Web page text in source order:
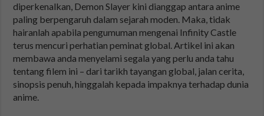
diperkenalkan, Demon Slayer kini dianggap antara anime
paling berpengaruh dalam sejarah moden. Maka, tidak
hairanlah apabila pengumuman mengenai Infinity Castle
terus mencuri perhatian peminat global. Artikel ini akan
membawa anda menyelami segala yang perlu anda tahu
tentang filem ini – dari tarikh tayangan global, jalan cerita,
sinopsis penuh, hinggalah kepada impaknya terhadap dunia
anime.